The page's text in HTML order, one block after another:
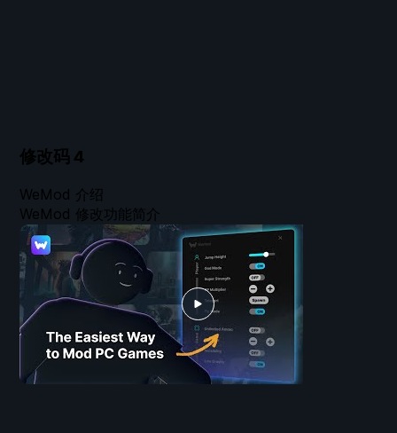
修改码 4
WeMod 介绍
WeMod 修改功能简介